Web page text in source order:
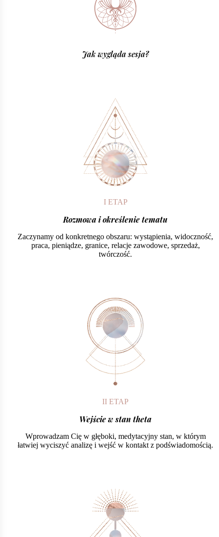
Jak wygląda sesja?
I ETAP
Rozmowa i określenie tematu
Zaczynamy od konkretnego obszaru: wystąpienia, widoczność,
praca, pieniądze, granice, relacje zawodowe, sprzedaż,
twórczość.
II ETAP
Wejście w stan theta
Wprowadzam Cię w głęboki, medytacyjny stan, w którym
łatwiej wyciszyć analizę i wejść w kontakt z podświadomością.